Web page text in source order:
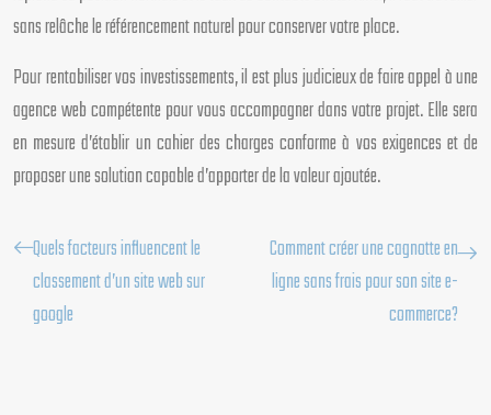
sans relâche le référencement naturel pour conserver votre place.
Pour rentabiliser vos investissements, il est plus judicieux de faire appel à une
agence web compétente pour vous accompagner dans votre projet. Elle sera
en mesure d’établir un cahier des charges conforme à vos exigences et de
proposer une solution capable d’apporter de la valeur ajoutée.
Quels facteurs influencent le
classement d’un site web sur
google
Comment créer une cagnotte en
ligne sans frais pour son site e-
commerce?